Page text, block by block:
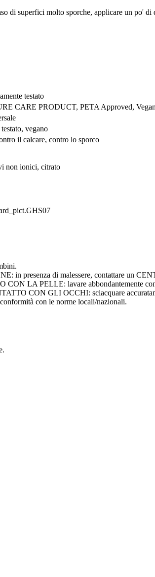
di superfici molto sporche, applicare un po' di
testato
CARE PRODUCT, PETA Approved,
vegano
il calcare, contro lo sporco
non ionici, citrato
in presenza di malessere, contattare un
LA PELLE: lavare abbondantemente con
CON GLI OCCHI: sciacquare
con le norme locali/nazionali.